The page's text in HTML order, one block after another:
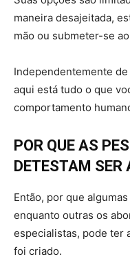
maneira desajeitada,
mão ou submeter-se
Independentemente
aqui está tudo o que
comportamento
POR QUE AS
DETESTAM SER
Então, por que
enquanto outras os
especialistas, pode ter
foi criado.